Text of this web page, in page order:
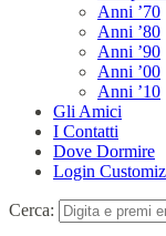
Anni ’70
Anni ’80
Anni ’90
Anni ’00
Anni ’10
Gli Amici
I Contatti
Dove Dormire
Login
Cerca: